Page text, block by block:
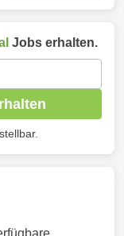
Jobs erhalten.